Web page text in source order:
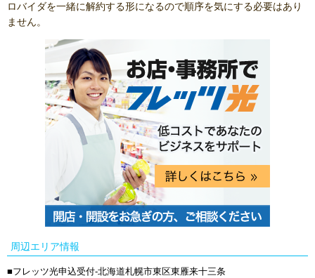
ロバイダを一緒に解約する形になるので順序を気にする必要はあり
ません。
周辺エリア情報
フレッツ光申込受付-北海道札幌市東区東雁来十三条